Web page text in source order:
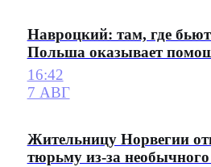
Навроцкий: там, где
Польша оказывает
16:42
7 АВГ
Жительницу Норвегии
тюрьму из-за